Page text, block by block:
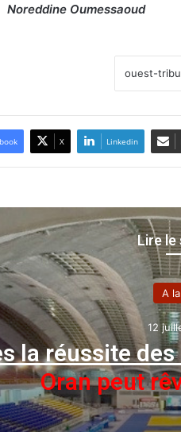
Noreddine Oumessaoud
X Linkedin
Lire
A
12
la réussite
Oran peut